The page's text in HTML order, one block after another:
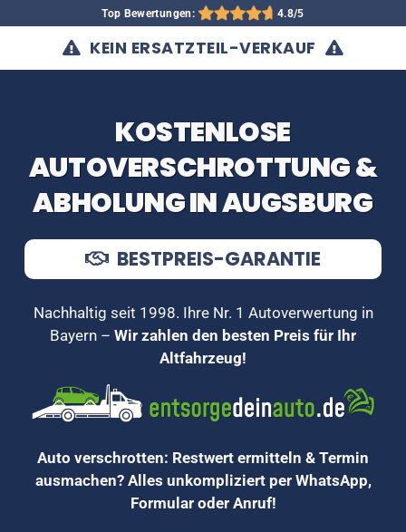
Top Bewertungen: 4.8/5
KEIN ERSATZTEIL-VERKAUF
KOSTENLOSE
AUTOVERSCHROTTUNG &
ABHOLUNG IN AUGSBURG
BESTPREIS-GARANTIE
Nachhaltig seit 1998. Ihre Nr. 1 Autoverwertung in
Bayern – Wir zahlen den besten Preis für Ihr
Altfahrzeug!
Auto verschrotten: Restwert ermitteln & Termin
ausmachen? Alles unkompliziert per WhatsApp,
Formular oder Anruf!